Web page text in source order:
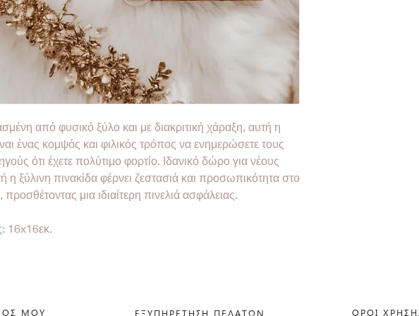
από φυσικό ξύλο και με διακριτική χάραξη, αυτή η
ένας κομψός και φιλικός τρόπος να ενημερώσετε τους
ότι έχετε πολύτιμο φορτίο. Ιδανικό δώρο για νέους
η ξύλινη πινακίδα φέρνει ζεστασιά και προσωπικότητα στο
μια ιδιαίτερη πινελιά ασφάλειας.
16x16εκ.
ΕΞΥΠΗΡΕΤΗΣΗ ΠΕΛΑΤΩΝ ΟΡΟΙ
ΜΟΥ